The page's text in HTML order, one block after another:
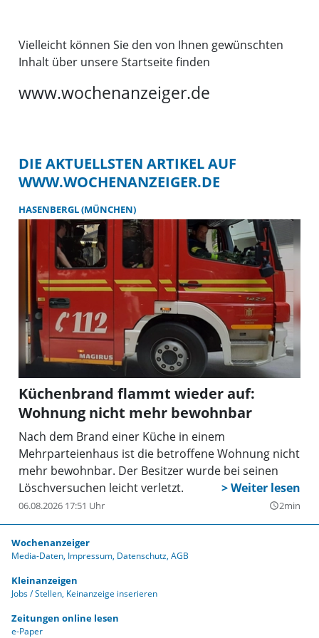
Vielleicht können Sie den von Ihnen gewünschten
Inhalt über unsere Startseite finden
www.wochenanzeiger.de
DIE AKTUELLSTEN ARTIKEL AUF
WWW.WOCHENANZEIGER.DE
HASENBERGL (MÜNCHEN)
Küchenbrand flammt wieder auf:
Wohnung nicht mehr bewohnbar
Nach dem Brand einer Küche in einem
Mehrparteienhaus ist die betroffene Wohnung nicht
mehr bewohnbar. Der Besitzer wurde bei seinen
Löschversuchen leicht verletzt.
06.08.2026 17:51 Uhr query_builder2min
Wochenanzeiger
Media-Daten Impressum Datenschutz AGB
Kleinanzeigen
Jobs / Stellen Keinanzeige inserieren
Zeitungen online lesen
e-Paper